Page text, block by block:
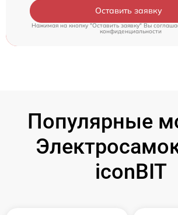
Оставить заявку
Нажимая на кнопку "Оставить заявку" Вы
конфиденциальности
Популярные
iconBIT